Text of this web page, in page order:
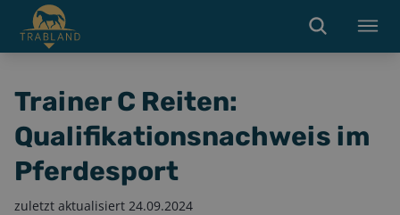
Trainer C Reiten:
Qualifikationsnachweis im
Pferdesport
zuletzt aktualisiert 24.09.2024